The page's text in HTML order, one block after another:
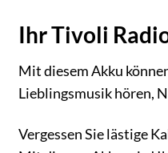
Ihr Tivoli
Mit diesem Akku
Lieblingsmusik hören,
Vergessen Sie lästige